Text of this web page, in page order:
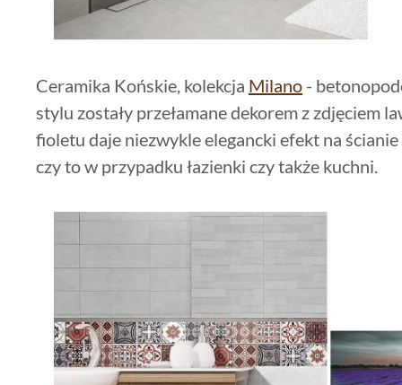
Ceramika Końskie, kolekcja Milano -
stylu zostały przełamane dekorem z zdjęciem
fioletu daje niezwykle elegancki efekt na ścianie
czy to w przypadku łazienki czy także kuchni.